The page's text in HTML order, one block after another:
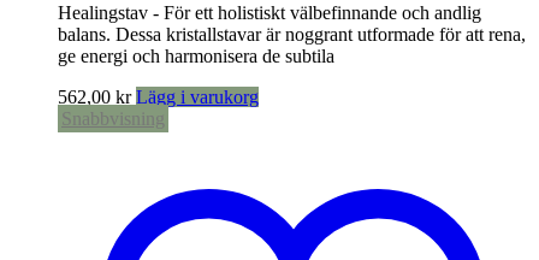
Healingstav - För ett holistiskt välbefinnande och andlig
balans. Dessa kristallstavar är noggrant utformade för att rena,
ge energi och harmonisera de subtila
562,00 kr Lägg i varukorg
Snabbvisning